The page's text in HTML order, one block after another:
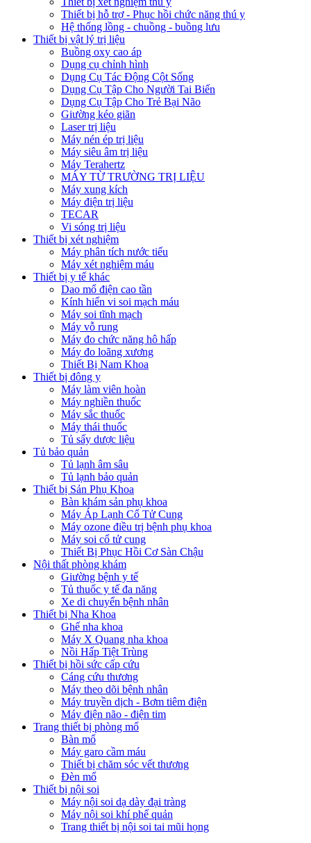
Thiết bị hỗ trợ - Phục hồi chức năng thú y
Hệ thống lồng - chuồng - buồng lưu
Thiết bị vật lý trị liệu
Buồng oxy cao áp
Dụng cụ chỉnh hình
Dụng Cụ Tác Động Cột Sống
Dụng Cụ Tập Cho Người Tai Biến
Dụng Cụ Tập Cho Trẻ Bại Não
Giường kéo giãn
Laser trị liệu
Máy nén ép trị liệu
Máy siêu âm trị liệu
Máy Terahertz
MÁY TỪ TRƯỜNG TRỊ LIỆU
Máy xung kích
Máy điện trị liệu
TECAR
Vi sóng trị liệu
Thiết bị xét nghiệm
Máy phân tích nước tiểu
Máy xét nghiệm máu
Thiết bị y tế khác
Dao mổ điện cao tần
Kính hiển vi soi mạch máu
Máy soi tĩnh mạch
Máy vỗ rung
Máy đo chức năng hô hấp
Máy đo loãng xương
Thiết Bị Nam Khoa
Thiết bị đông y
Máy làm viên hoàn
Máy nghiền thuốc
Máy sắc thuốc
Máy thái thuốc
Tủ sấy dược liệu
Tủ bảo quản
Tủ lạnh âm sâu
Tủ lạnh bảo quản
Thiết bị Sản Phụ Khoa
Bàn khám sản phụ khoa
Máy Áp Lạnh Cổ Tử Cung
Máy ozone điều trị bệnh phụ khoa
Máy soi cổ tử cung
Thiết Bị Phục Hồi Cơ Sàn Chậu
Nội thất phòng khám
Giường bệnh y tế
Tủ thuốc y tế đa năng
Xe di chuyển bệnh nhân
Thiết bị Nha Khoa
Ghế nha khoa
Máy X Quang nha khoa
Nồi Hấp Tiệt Trùng
Thiết bị hồi sức cấp cứu
Cáng cứu thương
Máy theo dõi bệnh nhân
Máy truyền dịch - Bơm tiêm điện
Máy điện não - điện tim
Trang thiết bị phòng mổ
Bàn mổ
Máy garo cầm máu
Thiết bị chăm sóc vết thương
Đèn mổ
Thiết bị nội soi
Máy nội soi dạ dày đại tràng
Máy nội soi khí phế quản
Trang thiết bị nội soi tai mũi họng